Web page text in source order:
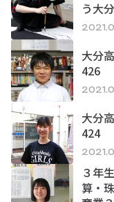
う大
大分
426
大分
424
３年
算・